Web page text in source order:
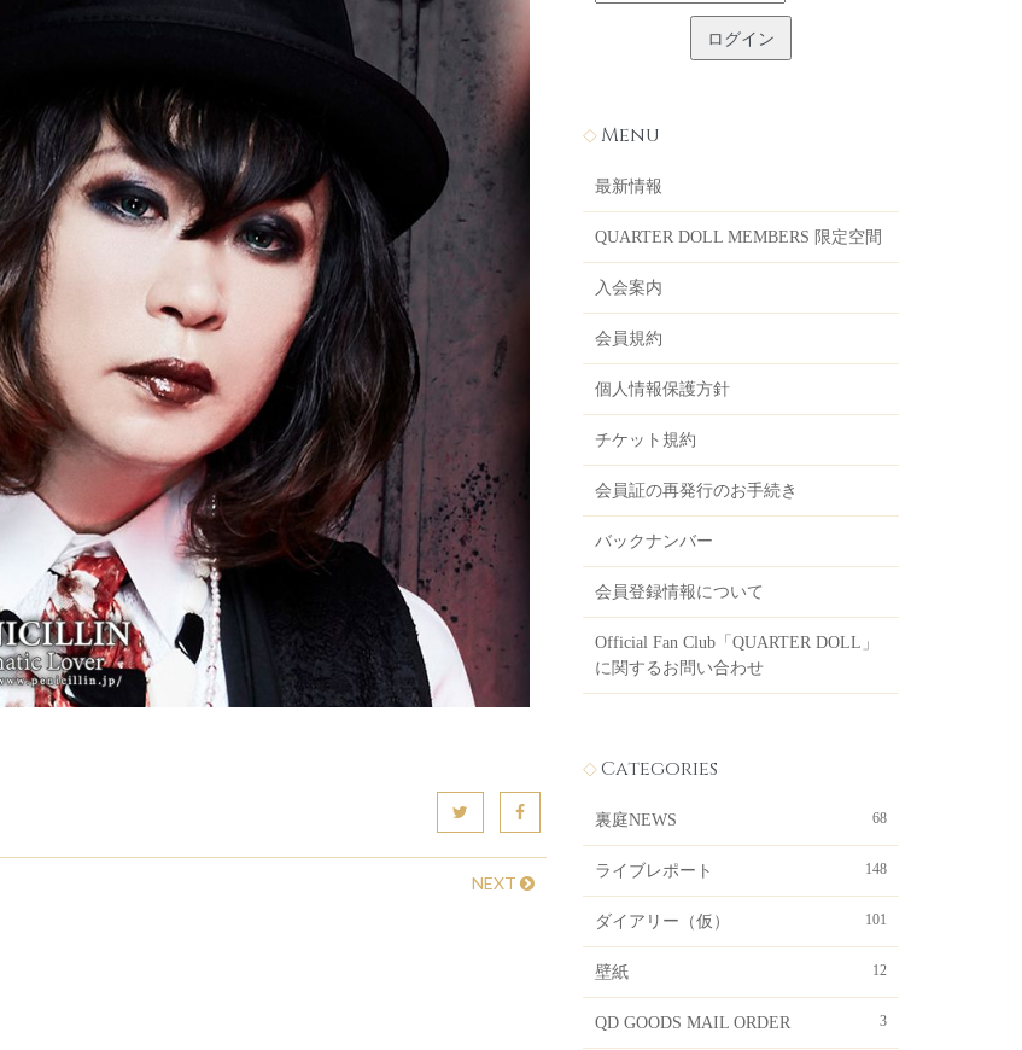
NEXT
Menu
最新情報
QUARTER DOLL MEMBERS 限定空間
入会案内
会員規約
個人情報保護方針
チケット規約
会員証の再発行のお手続き
バックナンバー
会員登録情報について
Official Fan Club「QUARTER DOLL」
に関するお問い合わせ
Categories
裏庭NEWS 68
ライブレポート 148
ダイアリー（仮） 101
壁紙 12
QD GOODS MAIL ORDER 3